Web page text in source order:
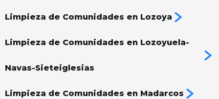
Limpieza de Comunidades en Lozoya
Limpieza de Comunidades en Lozoyuela-
Navas-Sieteiglesias
Limpieza de Comunidades en Madarcos